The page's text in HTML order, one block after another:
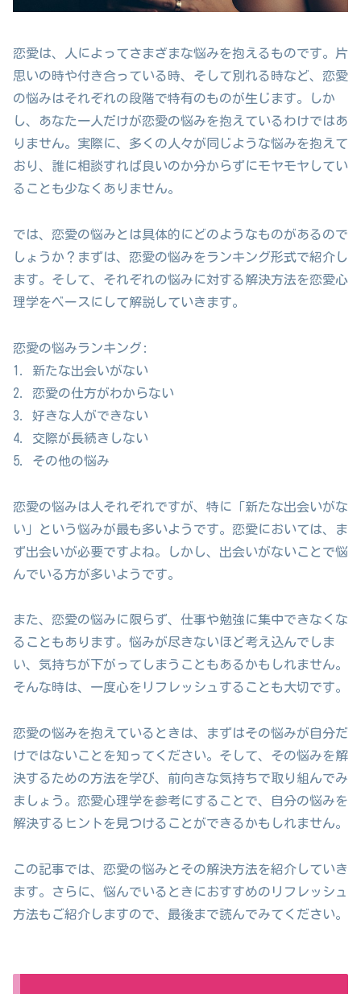
恋愛は、人によってさまざまな悩みを抱えるものです。片
思いの時や付き合っている時、そして別れる時など、恋愛
の悩みはそれぞれの段階で特有のものが生じます。しか
し、あなた一人だけが恋愛の悩みを抱えているわけではあ
りません。実際に、多くの人々が同じような悩みを抱えて
おり、誰に相談すれば良いのか分からずにモヤモヤしてい
ることも少なくありません。
では、恋愛の悩みとは具体的にどのようなものがあるので
しょうか？まずは、恋愛の悩みをランキング形式で紹介し
ます。そして、それぞれの悩みに対する解決方法を恋愛心
理学をベースにして解説していきます。
恋愛の悩みランキング:
1. 新たな出会いがない
2. 恋愛の仕方がわからない
3. 好きな人ができない
4. 交際が長続きしない
5. その他の悩み
恋愛の悩みは人それぞれですが、特に「新たな出会いがな
い」という悩みが最も多いようです。恋愛においては、ま
ず出会いが必要ですよね。しかし、出会いがないことで悩
んでいる方が多いようです。
また、恋愛の悩みに限らず、仕事や勉強に集中できなくな
ることもあります。悩みが尽きないほど考え込んでしま
い、気持ちが下がってしまうこともあるかもしれません。
そんな時は、一度心をリフレッシュすることも大切です。
恋愛の悩みを抱えているときは、まずはその悩みが自分だ
けではないことを知ってください。そして、その悩みを解
決するための方法を学び、前向きな気持ちで取り組んでみ
ましょう。恋愛心理学を参考にすることで、自分の悩みを
解決するヒントを見つけることができるかもしれません。
この記事では、恋愛の悩みとその解決方法を紹介していき
ます。さらに、悩んでいるときにおすすめのリフレッシュ
方法もご紹介しますので、最後まで読んでみてください。